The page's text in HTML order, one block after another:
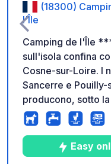
(18300)
l'Île
Camping de l'Île *** Il
sull'isola confina
Cosne-sur-Loire. I
Sancerre e Pouilly-
producono, sotto
A.O.C "Côteaux du
molto apprezzati
Chavignol: un
localmente con
Easy